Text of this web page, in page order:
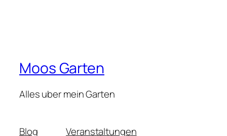
Moos Garten
Alles uber mein Garten
Blog Veranstaltungen